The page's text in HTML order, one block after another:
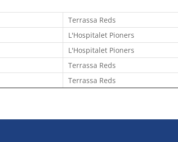
Terrassa Reds
L'Hospitalet Pioners
L'Hospitalet Pioners
Terrassa Reds
Terrassa Reds